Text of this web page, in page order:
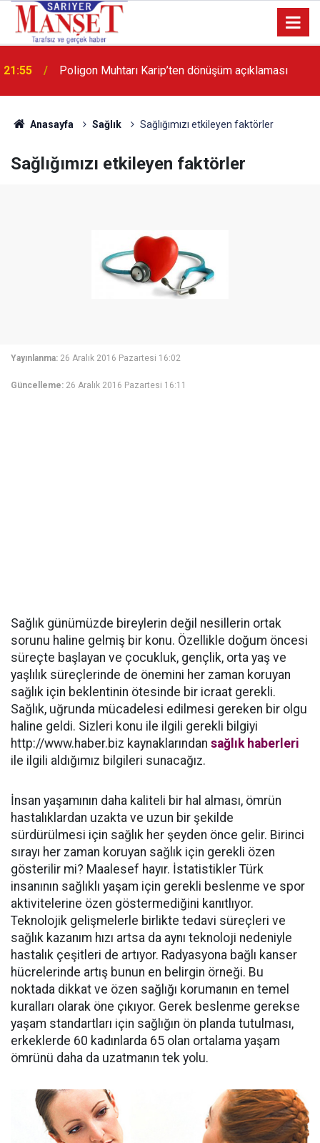
21:55 Poligon Muhtarı Karip’ten dönüşüm açıklaması
Anasayfa Sağlık Sağlığımızı etkileyen faktörler
Sağlığımızı etkileyen faktörler
Yayınlanma: 26 Aralık 2016 Pazartesi 16:02
Güncelleme: 26 Aralık 2016 Pazartesi 16:11
Sağlık günümüzde bireylerin değil nesillerin ortak
sorunu haline gelmiş bir konu. Özellikle doğum öncesi
süreçte başlayan ve çocukluk, gençlik, orta yaş ve
yaşlılık süreçlerinde de önemini her zaman koruyan
sağlık için beklentinin ötesinde bir icraat gerekli.
Sağlık, uğrunda mücadelesi edilmesi gereken bir olgu
haline geldi. Sizleri konu ile ilgili gerekli bilgiyi
http://www.haber.biz kaynaklarından sağlık haberleri
ile ilgili aldığımız bilgileri sunacağız.
İnsan yaşamının daha kaliteli bir hal alması, ömrün
hastalıklardan uzakta ve uzun bir şekilde
sürdürülmesi için sağlık her şeyden önce gelir. Birinci
sırayı her zaman koruyan sağlık için gerekli özen
gösterilir mi? Maalesef hayır. İstatistikler Türk
insanının sağlıklı yaşam için gerekli beslenme ve spor
aktivitelerine özen göstermediğini kanıtlıyor.
Teknolojik gelişmelerle birlikte tedavi süreçleri ve
sağlık kazanım hızı artsa da aynı teknoloji nedeniyle
hastalık çeşitleri de artıyor. Radyasyona bağlı kanser
hücrelerinde artış bunun en belirgin örneği. Bu
noktada dikkat ve özen sağlığı korumanın en temel
kuralları olarak öne çıkıyor. Gerek beslenme gerekse
yaşam standartları için sağlığın ön planda tutulması,
erkeklerde 60 kadınlarda 65 olan ortalama yaşam
ömrünü daha da uzatmanın tek yolu.